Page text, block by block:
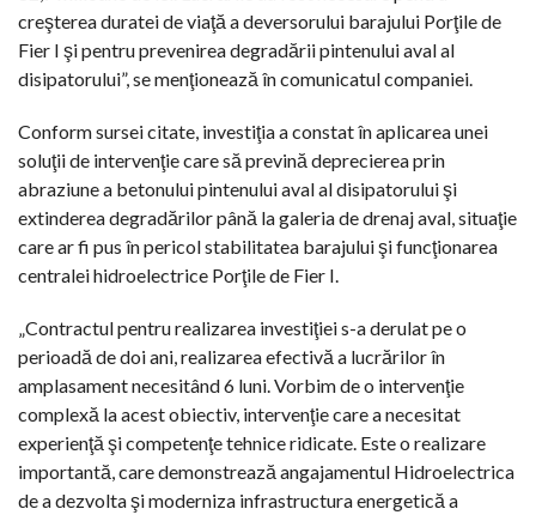
creşterea duratei de viaţă a deversorului barajului Porţile de
Fier I şi pentru prevenirea degradării pintenului aval al
disipatorului”, se menţionează în comunicatul companiei.
Conform sursei citate, investiţia a constat în aplicarea unei
soluţii de intervenţie care să prevină deprecierea prin
abraziune a betonului pintenului aval al disipatorului şi
extinderea degradărilor până la galeria de drenaj aval, situaţie
care ar fi pus în pericol stabilitatea barajului şi funcţionarea
centralei hidroelectrice Porţile de Fier I.
„Contractul pentru realizarea investiţiei s-a derulat pe o
perioadă de doi ani, realizarea efectivă a lucrărilor în
amplasament necesitând 6 luni. Vorbim de o intervenţie
complexă la acest obiectiv, intervenţie care a necesitat
experienţă şi competenţe tehnice ridicate. Este o realizare
importantă, care demonstrează angajamentul Hidroelectrica
de a dezvolta şi moderniza infrastructura energetică a